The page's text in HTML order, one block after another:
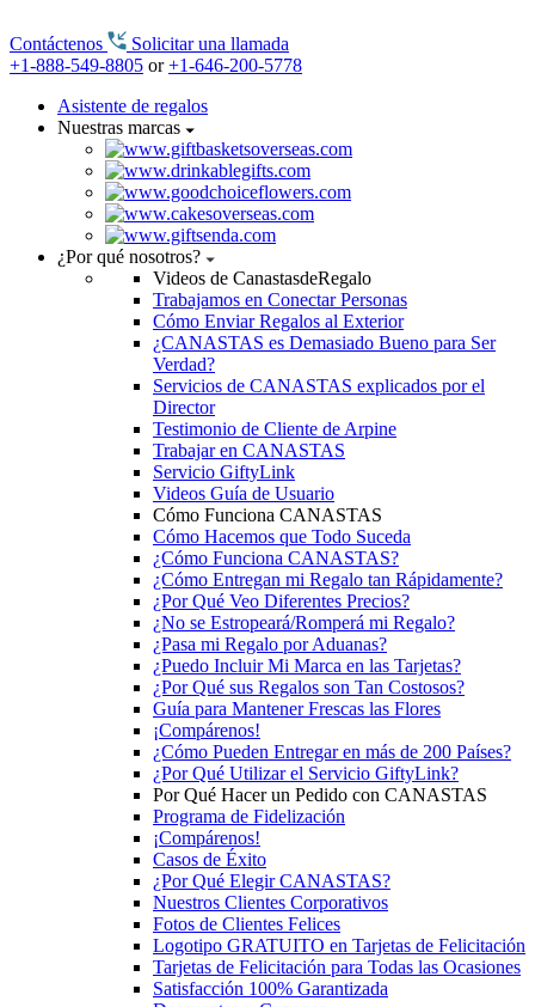
Contáctenos
Solicitar una llamada
+1-888-549-8805 or+1-646-200-5778
Asistente de regalos
Nuestras marcas
¿Por qué nosotros?
Videos de CanastasdeRegalo
Trabajamos en Conectar Personas
Cómo Enviar Regalos al Exterior
¿CANASTAS es Demasiado Bueno para Ser
Verdad?
Servicios de CANASTAS explicados por el
Director
Testimonio de Cliente de Arpine
Trabajar en CANASTAS
Servicio GiftyLink
Videos Guía de Usuario
Cómo Funciona CANASTAS
Cómo Hacemos que Todo Suceda
¿Cómo Funciona CANASTAS?
¿Cómo Entregan mi Regalo tan Rápidamente?
¿Por Qué Veo Diferentes Precios?
¿No se Estropeará/Romperá mi Regalo?
¿Pasa mi Regalo por Aduanas?
¿Puedo Incluir Mi Marca en las Tarjetas?
¿Por Qué sus Regalos son Tan Costosos?
Guía para Mantener Frescas las Flores
¡Compárenos!
¿Cómo Pueden Entregar en más de 200 Países?
¿Por Qué Utilizar el Servicio GiftyLink?
Por Qué Hacer un Pedido con CANASTAS
Programa de Fidelización
¡Compárenos!
Casos de Éxito
¿Por Qué Elegir CANASTAS?
Nuestros Clientes Corporativos
Fotos de Clientes Felices
Logotipo GRATUITO en Tarjetas de Felicitación
Tarjetas de Felicitación para Todas las Ocasiones
Satisfacción 100% Garantizada